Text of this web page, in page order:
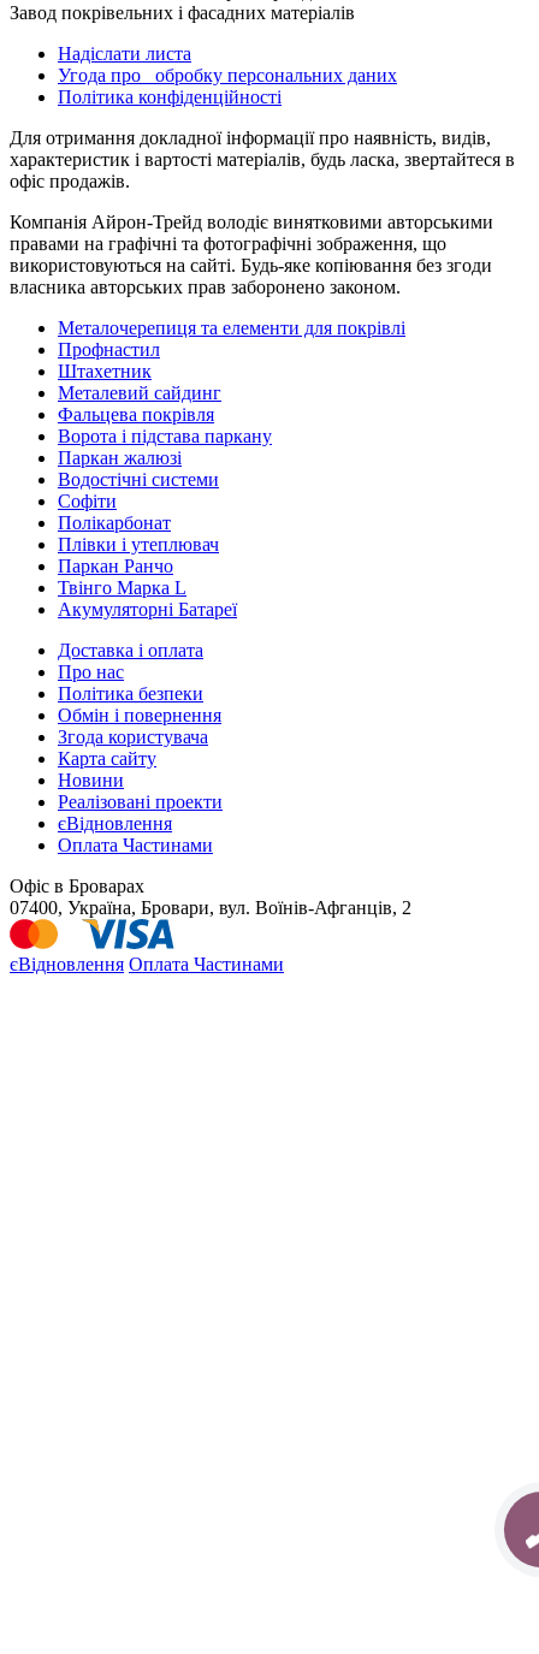
Завод покрівельних і фасадних матеріалів
Надіслати листа
Угода про обробку персональних даних
Політика конфіденційності
Для отримання докладної інформації про наявність, видів,
характеристик і вартості матеріалів, будь ласка, звертайтеся в
офіс продажів.
Компанія Айрон-Трейд володіє винятковими авторськими
правами на графічні та фотографічні зображення, що
використовуються на сайті. Будь-яке копіювання без згоди
власника авторських прав заборонено законом.
Металочерепиця та елементи для покрівлі
Профнастил
Штахетник
Металевий сайдинг
Фальцева покрівля
Ворота і підстава паркану
Паркан жалюзі
Водостічні системи
Софіти
Полікарбонат
Плівки і утеплювач
Паркан Ранчо
Твінго Марка L
Акумуляторні Батареї
Доставка і оплата
Про нас
Політика безпеки
Обмін і повернення
Згода користувача
Карта сайту
Новини
Реалізовані проекти
єВідновлення
Оплата Частинами
Офіс в Броварах
07400, Україна, Бровари, вул. Воїнів-Афганців, 2
єВідновлення Оплата Частинами